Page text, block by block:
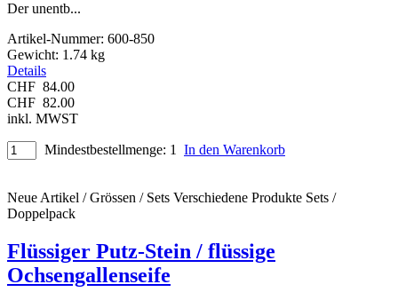
Der unentb...
Artikel-Nummer: 600-850
Gewicht: 1.74 kg
Details
CHF 84.00
CHF 82.00
inkl. MWST
Mindestbestellmenge: 1 In den Warenkorb
Neue Artikel / Grössen / Sets Verschiedene Produkte Sets /
Doppelpack
Flüssiger Putz-Stein / flüssige
Ochsengallenseife